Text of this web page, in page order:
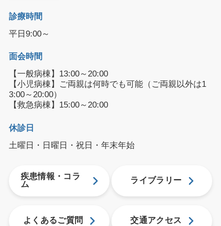
診療時間
平日9:00～
面会時間
【一般病棟】13:00～20:00
【小児病棟】ご両親は何時でも可能（ご両親以外は1
3:00～20:00）
【救急病棟】15:00～20:00
休診日
土曜日・日曜日・祝日・年末年始
疾患情報・コラ
ム
ライブラリー
よくあるご質問 交通アクセス